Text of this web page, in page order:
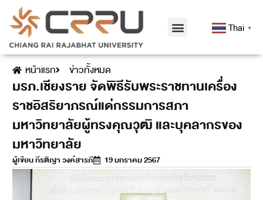
Thai ▼
หน้าแรก ข่าวทั้งหมด
มรภ.เชียงราย จัดพิธีรับพระราชทานเครื่อง
ราชอิสริยาภรณ์แด่กรรมการสภา
มหาวิทยาลัยผู้ทรงคุณวุฒิ และบุคลากรของ
มหาวิทยาลัย
ผู้เขียนกีรติญา วงค์สารภี 19 มกราคม 2567